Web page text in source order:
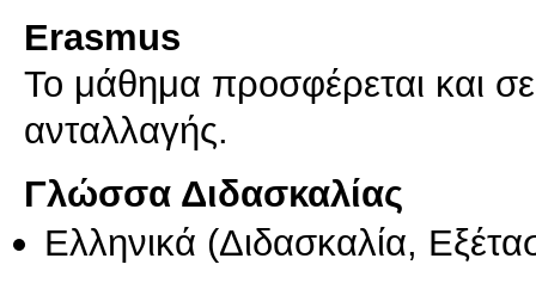
Erasmus
Το μάθημα προσφέρεται και
ανταλλαγής.
Γλώσσα Διδασκαλίας
Ελληνικά (Διδασκαλία,